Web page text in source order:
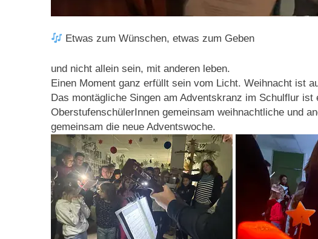
Etwas zum Wünschen, etwas zum Geben
und nicht allein sein, mit anderen leben.
Einen Moment ganz erfüllt sein vom Licht. Weihnacht ist
Das montägliche Singen am Adventskranz im Schulflur
OberstufenschülerInnen gemeinsam weihnachtliche und
gemeinsam die neue Adventswoche.